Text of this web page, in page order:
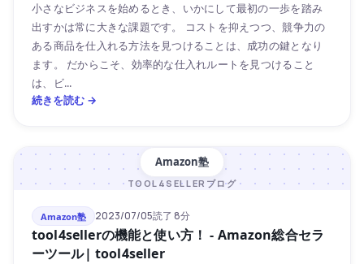
小さなビジネスを始めるとき、いかにして最初の一歩を踏み
出すかは常に大きな課題です。 コストを抑えつつ、競争力の
ある商品を仕入れる方法を見つけることは、成功の鍵となり
ます。 だからこそ、効率的な仕入れルートを見つけること
は、ビ...
続きを読む →
Amazon塾
TOOL4SELLERブログ
Amazon塾 2023/07/05読了 8分
tool4sellerの機能と使い方！ - Amazon総合セラ
ーツール| tool4seller